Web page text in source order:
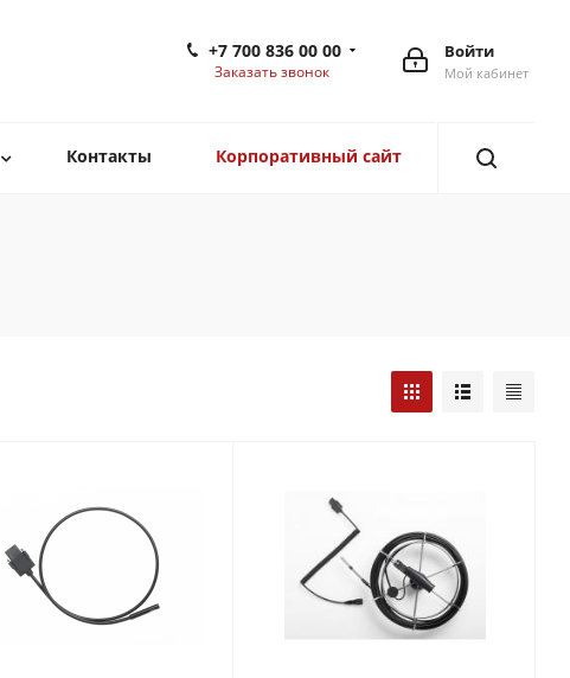
Войти
Мой кабинет
+7 700 836 00 00
Заказать звонок
Контакты Корпоративный сайт